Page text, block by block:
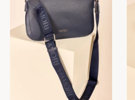
Tulln
Tuttlingen
Wien Hietzing (13.Bez.)